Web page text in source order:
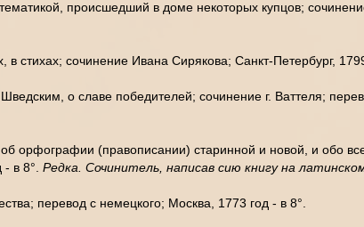
происшедший в доме некоторых купцов;
стихах; сочинение Ивана Сирякова; Санкт-Петербург,
о славе победителей; сочинение г. Ваттеля;
орфографии (правописании) старинной и новой, и обо
в 8°. Редка. Сочинитель, написав сию книгу на
перевод с немецкого; Москва, 1773 год - в 8°.